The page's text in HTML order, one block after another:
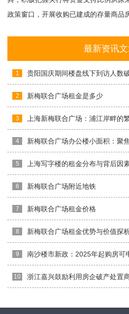
政策窗口，开展收购已建成的存量商品
最新资讯
1 贵阳国庆期间楼盘线下到访人数
2 新梅联合广场租金是多少
3 上海新梅联合广场：浦江岸畔的
4 新梅联合广场办公楼小面积：聚
5 上海写字楼的租金分布与背后因
6 新梅联合广场附近地铁
7 新梅联合广场租金价格
8 新梅联合广场租金优势与价值探
9
10 浙江嘉兴鼓励利用房企破产处置